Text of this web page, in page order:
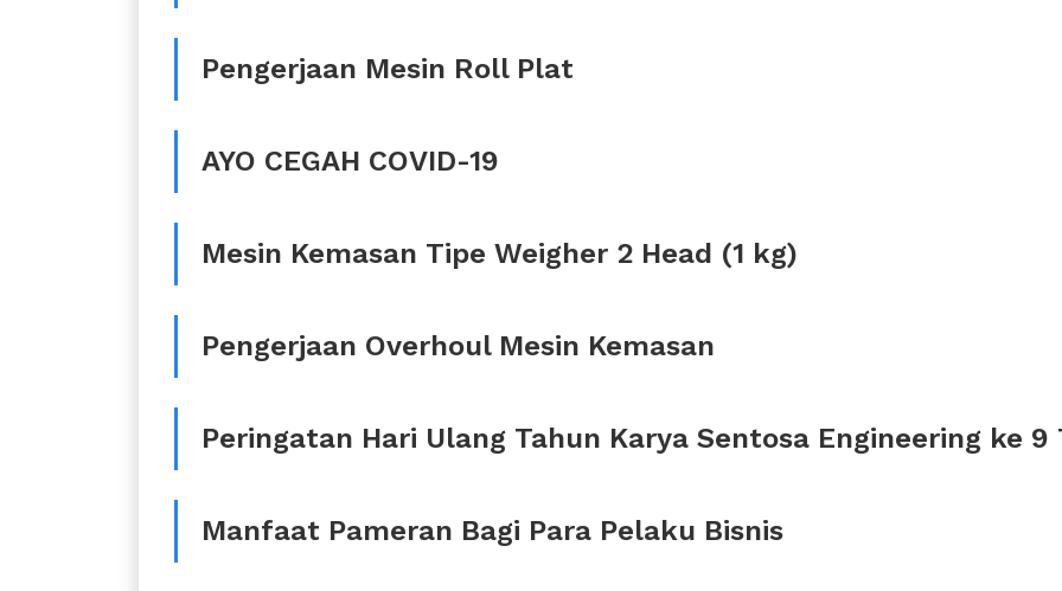
Pengerjaan Mesin Roll Plat
AYO CEGAH COVID-19
Mesin Kemasan Tipe Weigher 2 Head (1 kg)
Pengerjaan Overhoul Mesin Kemasan
Peringatan Hari Ulang Tahun Karya Sentosa Engineering ke 9
Manfaat Pameran Bagi Para Pelaku Bisnis